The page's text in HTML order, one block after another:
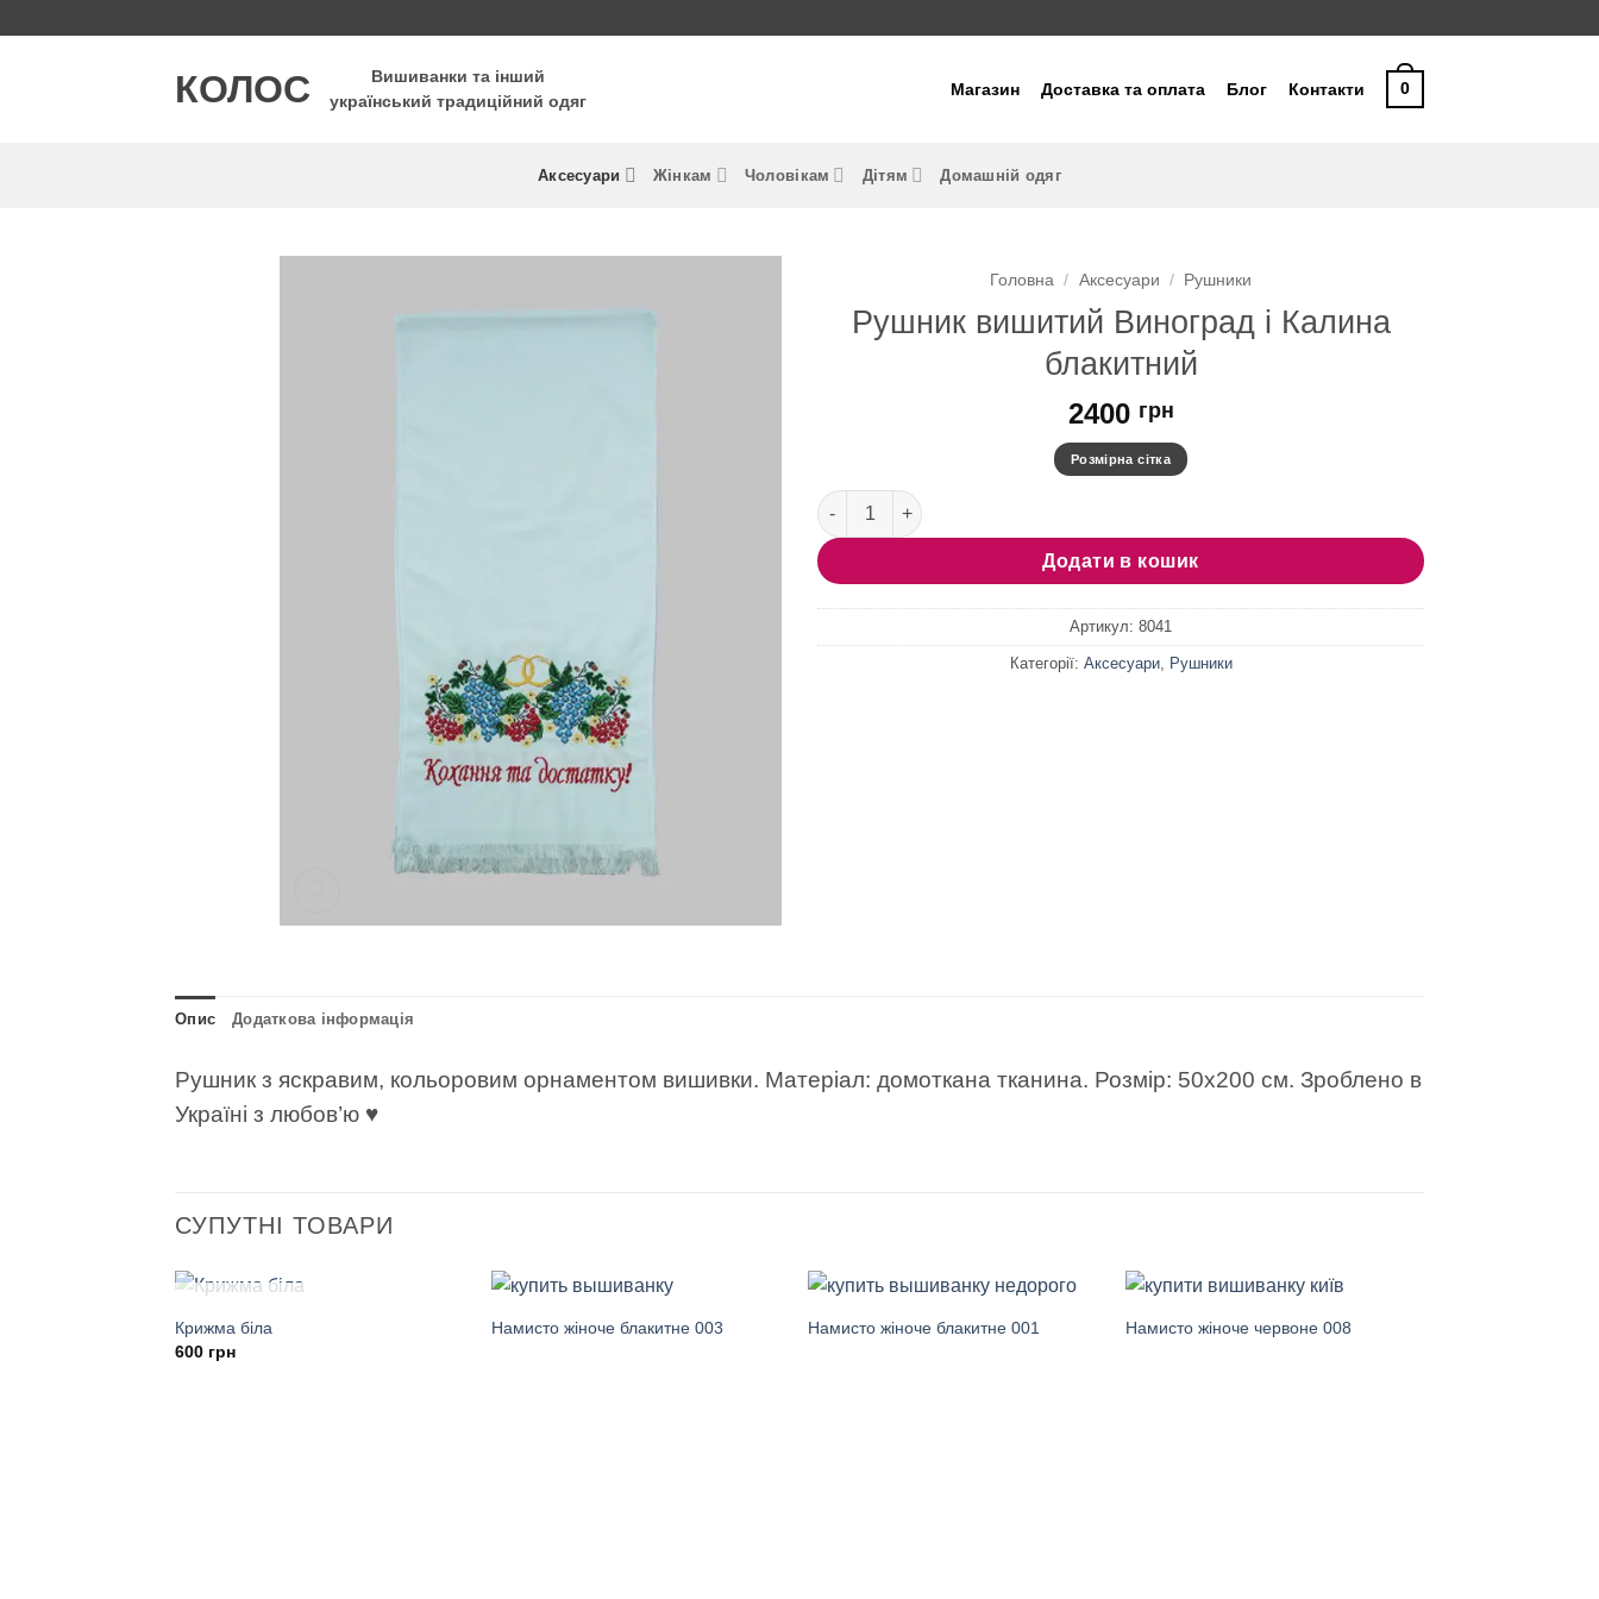
КОЛОС
Вишиванки та інший
український традиційний одяг
Магазин Доставка та оплата Блог Контакти 0
Аксесуари Жінкам Чоловікам Дітям Домашній одяг
Головна / Аксесуари / Рушники
Рушник вишитий Виноград і Калина
блакитний
2400 грн
Розмірна сітка
Рушник вишитий Виноград і Калина блакитний кількість
Додати в кошик
Артикул: 8041
Категорії: Аксесуари, Рушники
Опис Додаткова інформація
Рушник з яскравим, кольоровим орнаментом вишивки. Матеріал: домоткана тканина. Розмір: 50х200 см. Зроблено в
Україні з любов’ю ♥
СУПУТНІ ТОВАРИ
НЕМАЄ В НАЯВНОСТІ
Крижма біла
600 грн
Намисто жіноче блакитне 003 Намисто жіноче блакитне 001 Намисто жіноче червоне 008